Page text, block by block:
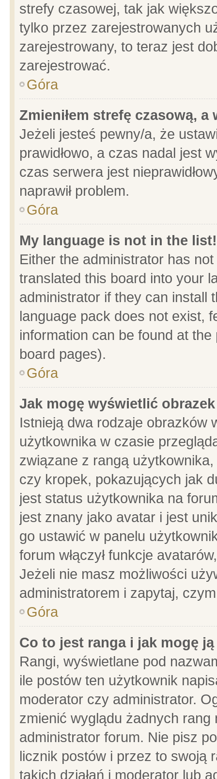
strefy czasowej, tak jak
tylko przez zarejestrowanych
zarejestrowany, to teraz jest
zarejestrować.
Góra
Zmieniłem strefę czasową,
Jeżeli jesteś pewny/a, że
prawidłowo, a czas nadal jest
czas serwera jest
naprawił problem.
Góra
My language is not in the list!
Either the administrator has
translated this board into your
administrator if they can install
language pack does not exist,
information can be found at
board pages).
Góra
Jak mogę wyświetlić
Istnieją dwa rodzaje obrazków
użytkownika w czasie
związane z rangą
czy kropek, pokazujących jak
jest status użytkownika na
jest znany jako avatar i jest
go ustawić w panelu
forum włączył funkcje
Jeżeli nie masz możliwości
administratorem i zapytaj,
Góra
Co to jest ranga i jak mogę
Rangi, wyświetlane pod
ile postów ten użytkownik
moderator czy administrator.
zmienić wyglądu żadnych
administrator forum. Nie pisz
licznik postów i przez to swoją
takich działań i moderator lub